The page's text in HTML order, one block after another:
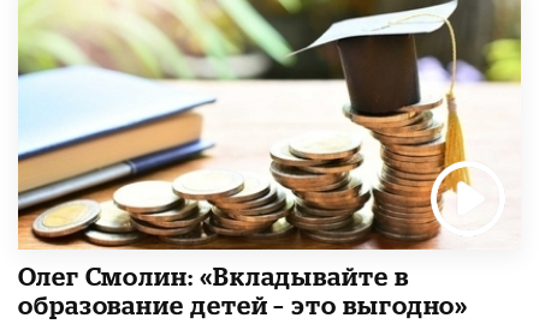
Олег Смолин: «Вкладывайте в
образование детей – это выгодно»